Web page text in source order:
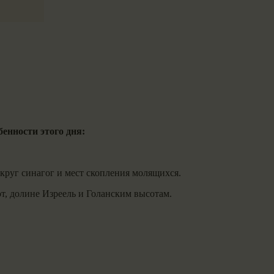
этого дня:
синагог и мест скопления молящихся.
долине Изреель и Голанским высотам.